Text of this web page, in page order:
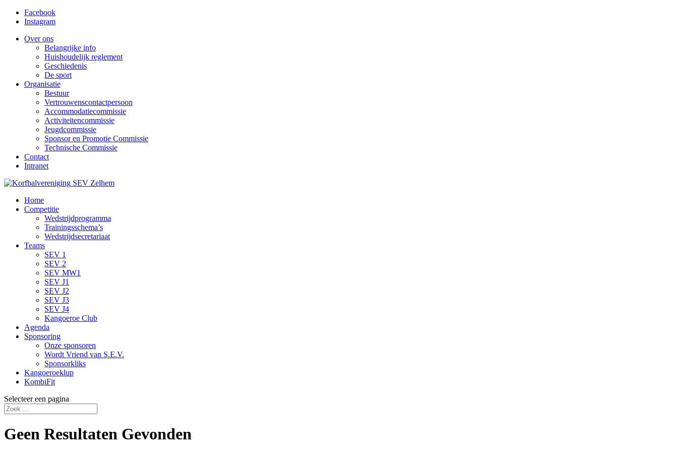
Facebook
Instagram
Over ons
Belangrijke info
Huishoudelijk reglement
Geschiedenis
De sport
Organisatie
Bestuur
Vertrouwenscontactpersoon
Accommodatiecommissie
Activiteitencommissie
Jeugdcommissie
Sponsor en Promotie Commissie
Technische Commissie
Contact
Intranet
Home
Competitie
Wedstrijdprogramma
Trainingsschema’s
Wedstrijdsecretariaat
Teams
SEV 1
SEV 2
SEV MW1
SEV J1
SEV J2
SEV J3
SEV J4
Kangoeroe Club
Agenda
Sponsoring
Onze sponsoren
Wordt Vriend van S.E.V.
Sponsorkliks
Kangoeroeklup
KombiFit
Selecteer een pagina
Geen Resultaten Gevonden